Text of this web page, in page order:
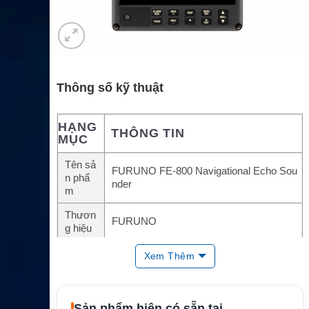
Thông số kỹ thuật
HẠNG
MỤC
THÔNG TIN
Tên sả
n phẩ
m
FURUNO FE-800 Navigational Echo Sou
nder
Thươn
g hiệu
FURUNO
Navigational Echo Sounder / Máy đo sâu
hồi âm hàng hải
& công
50 kHz, 200 kHz hoặc luân phiên 50/200
Xem Thêm